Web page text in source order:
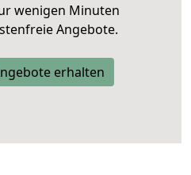
wenigen Minuten
Angebote.
erhalten